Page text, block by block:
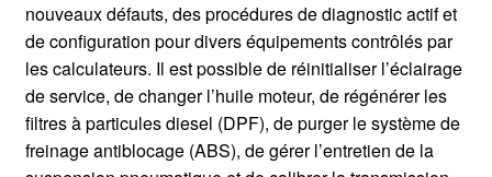
nouveaux défauts, des procédures de diagnostic actif et
de configuration pour divers équipements contrôlés par
les calculateurs. Il est possible de réinitialiser l’éclairage
de service, de changer l’huile moteur, de régénérer les
filtres à particules diesel (DPF), de purger le système de
freinage antiblocage (ABS), de gérer l’entretien de la